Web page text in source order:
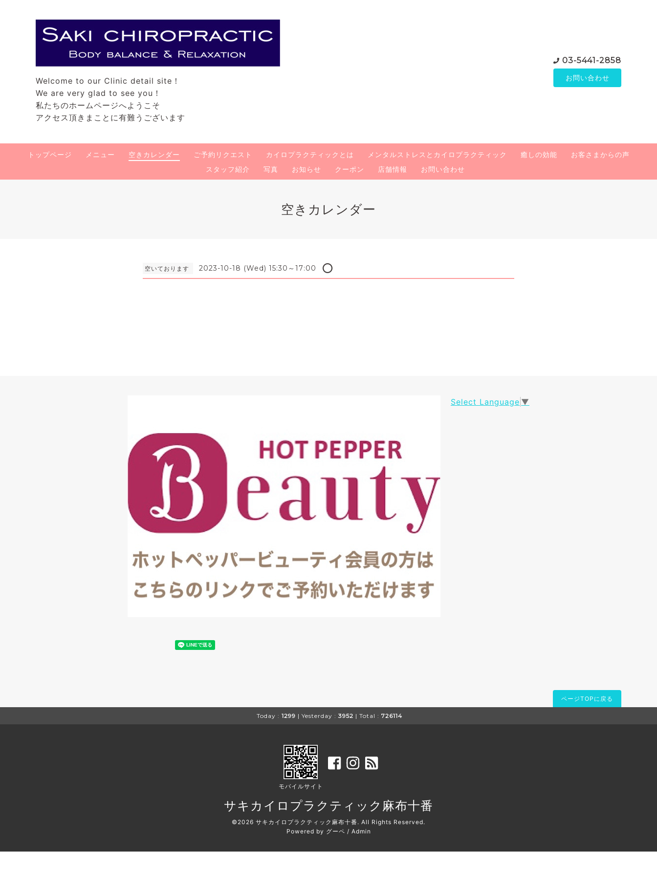
Welcome to our Clinic detail site！
We are very glad to see you！
私たちのホームページへようこそ
アクセス頂きまことに有難うございます
03-5441-2858
お問い合わせ
トップページ メニュー 空きカレンダー ご予約リクエスト カイロプラクティックとは メンタルストレスとカイロプラクティック 癒しの効能
お客さまからの声
スタッフ紹介
写真 お知らせ クーポン 店舗情報 お問い合わせ
空きカレンダー
空いております 2023-10-18 (Wed) 15:30～17:00 ⭕️
Select Language ▼
ページTOPに戻る
Today : 1299 | Yesterday : 3952 | Total : 726114
モバイルサイト
サキカイロプラクティック麻布十番
©2026 サキカイロプラクティック麻布十番 . All Rights Reserved.
Powered by グーペ / Admin